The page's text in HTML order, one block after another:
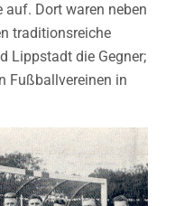
Dort waren neben
traditionsreiche
Lippstadt die Gegner;
Fußballvereinen in